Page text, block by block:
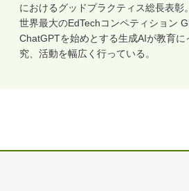
におけるグッドプラクティス総長表彰。
世界最大のEdTechコンペティション
ChatGPTを始めとする生成AIが教育
究、活動を幅広く行っている。